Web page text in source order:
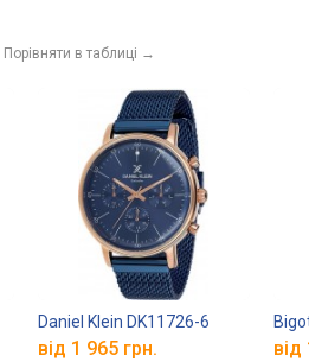
Порівняти в таблиці →
Daniel Klein DK11726-6
від 1 965 грн. від